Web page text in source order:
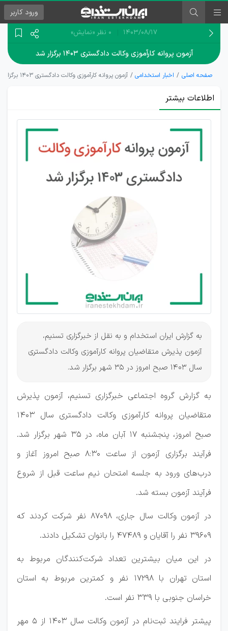
ورود کاربر
۱۴۰۳/۰۸/۱۷ 0 نظر «نمایش»
آزمون پروانه کارآموزی وکالت دادگستری ۱۴۰۳ برگزار شد
صفحه اصلی اخبار استخدامی آزمون پروانه کارآموزی وکالت دادگستری ۱۴۰۳ برگزار شد
اطلاعات بیشتر
اعلام آمار
شرکت
کنندگان
آزمون
به گزارش ایران استخدام و به نقل از خبرگزاری تسنیم،
آزمون پذیرش متقاضیان پروانه کارآموزی وکالت دادگستری
سال ۱۴۰۳ صبح امروز در ۳۵ شهر برگزار شد.
به گزارش گروه اجتماعی خبرگزاری تسنیم، آزمون پذیرش
متقاضیان پروانه کارآموزی وکالت دادگستری سال 1403
صبح امروز، پنجشنبه 17 آبان ماه، در 35 شهر برگزار شد.
فرآیند برگزاری آزمون از ساعت 8:30 صبح امروز آغاز و
درب‌های ورود به جلسه امتحان نیم ساعت قبل از شروع
فرآیند آزمون بسته شد.
در آزمون وکالت سال جاری، 87098 نفر شرکت کردند که
39609 نفر را آقایان و 47489 را بانوان تشکیل دادند.
در این میان بیشترین تعداد شرکت‌کنندگان مربوط به
استان تهران با 17298 نفر و کمترین مربوط به استان
خراسان جنوبی با 339 نفر است.
پیشتر فرایند ثبت‌نام در آزمون وکالت سال 1403 از 5 مهر